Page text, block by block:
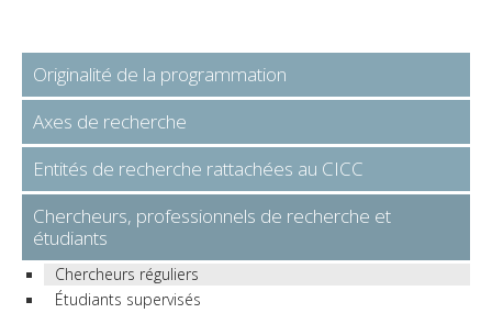
Originalité de la programmation
Axes de recherche
Entités de recherche rattachées au CICC
Chercheurs, professionnels de recherche et
étudiants
Chercheurs réguliers
Étudiants supervisés